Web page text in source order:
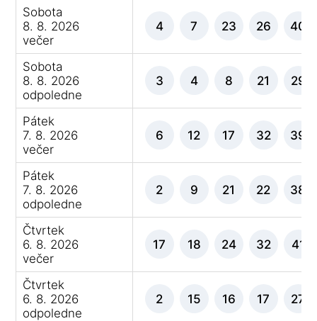
Sobota
8. 8. 2026
večer
4 7 23 26 40
Sobota
8. 8. 2026
odpoledne
3 4 8 21 29
Pátek
7. 8. 2026
večer
6 12 17 32 39
Pátek
7. 8. 2026
odpoledne
2 9 21 22 38
Čtvrtek
6. 8. 2026
večer
17 18 24 32 41
Čtvrtek
6. 8. 2026
odpoledne
2 15 16 17 27